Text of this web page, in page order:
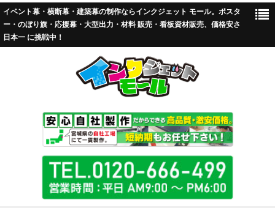
イベント幕・横断幕・建築幕の制作ならインクジェット モール。ポスタ
ー・のぼり旗・応援幕・大型出力・材料 販売・看板資材販売、価格安さ
日本一 に挑戦中！